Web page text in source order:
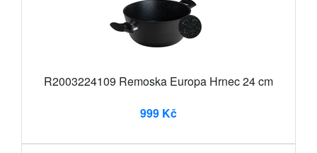
R2003224109 Remoska Europa Hrnec 24 cm
999 Kč